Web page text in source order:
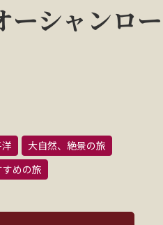
ーシャンロ
大自然、絶景の旅
めの旅